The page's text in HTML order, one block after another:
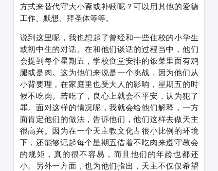
方式来替代守大小斋或补赎呢？可以用其他的爱德
工作、默想、拜圣体等等。
说到这里呢，我也想起了曾经和一些住校的小学生
或初中生的对话。在和他们谈话的过程当中，他们
会提到每个星期五，学校食堂安排的饭菜里面有鸡
腿或是肉。这为他们来说是一个挑战，因为他们从
小背要理，在家庭里也受大人的影响，星期五的时
候不吃肉。若吃了，良心上就会不平安，认为犯了
罪。面对这样的情况呢，我就会给他们解释，一方
面肯定他们的做法，告诉他们，他们这样去做天主
很高兴。因为在一个天主教文化占很小比例的环境
下，还能够记起每个星期五借着不吃肉来遵守教会
的规矩，真的很不容易，而且他们的年龄也都还
小。另外一方面，也为他们指出，天主不仅仅希望